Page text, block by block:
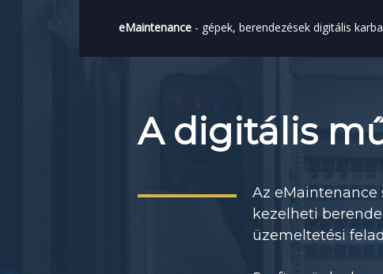
eMaintenance - gépek, berendezések digitális
A digitális
Az eMaintenance
kezelheti
üzemeltetési